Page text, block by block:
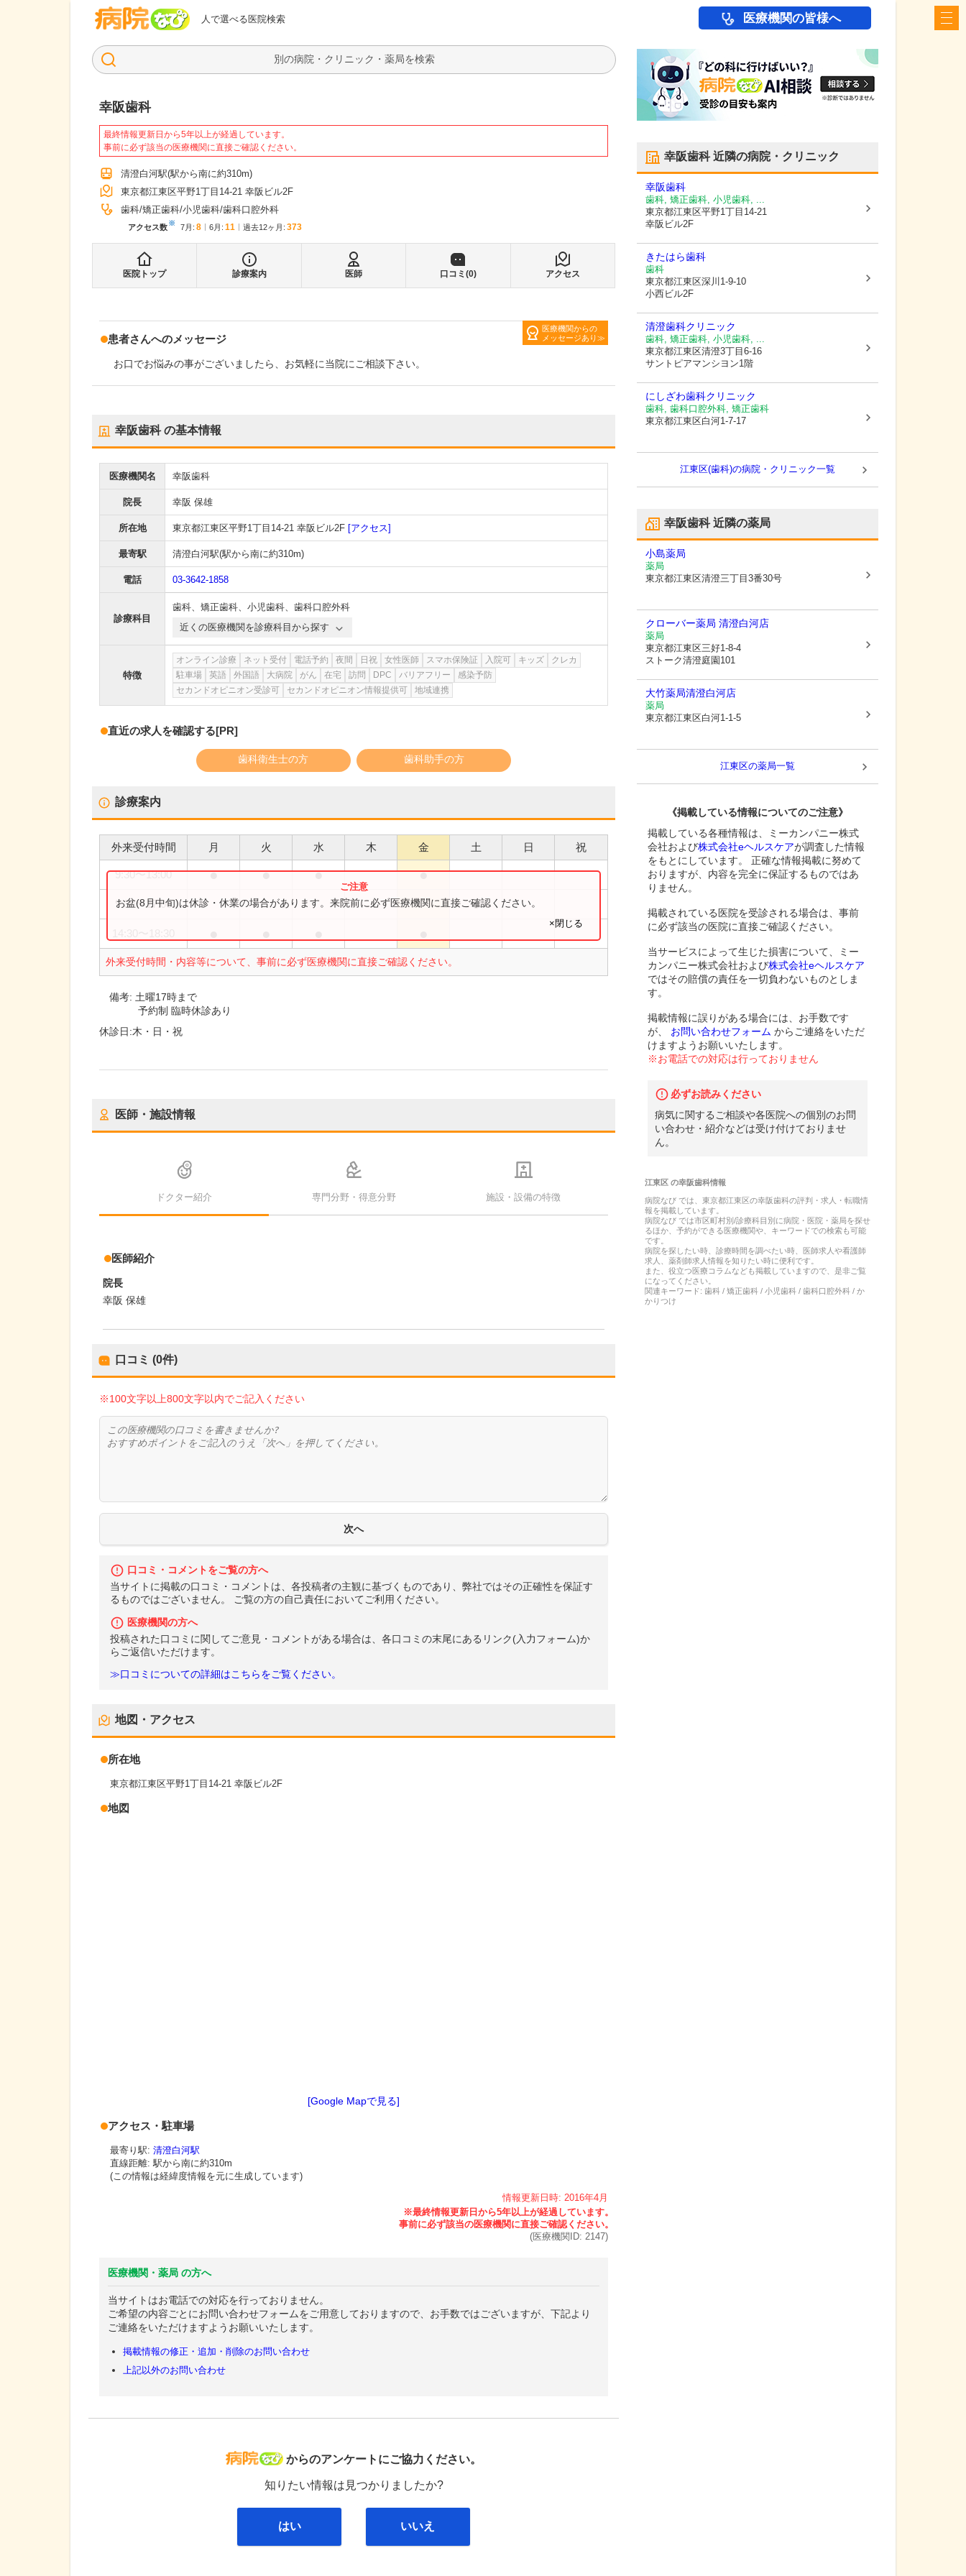
人で選べる医院検索
病院なび 医療機関の皆様へ
検索
幸阪歯科
最終情報更新日から5年以上が経過しています。
事前に必ず該当の医療機関に直接ご確認ください。
清澄白河駅(駅から南に約310m)
東京都江東区平野1丁目14-21 幸阪ビル2F
歯科 矯正歯科 小児歯科 歯科口腔外科
アクセス数※ 7月 : 8 6月 : 11 過去12ヶ月: 373
医院トップ 診療案内 医師 口コミ(0) アクセス
医療機関からの
メッセージあり
患者さんへのメッセージ
お口でお悩みの事がございましたら、お気軽に当院にご相談下さい。
幸阪歯科の基本情報
医療機関名 幸阪歯科
院長 幸阪 保雄
所在地 東京都江東区平野1丁目14-21 幸阪ビル2F [アクセス]
最寄駅 清澄白河駅(駅から南に約310m)
電話 03-3642-1858
診療科目
歯科、 矯正歯科、 小児歯科、 歯科口腔外科
近くの医療機関を診療科目から探す
特徴
オンライン診療 ネット受付 電話予約 夜間 日祝 女性医師 スマホ保険証 入院可 キッズ
クレカ
駐車場
英語 外国語 大病院 がん 在宅 訪問 DPC バリアフリー
感染予防
セカンドオピニオン受診可
セカンドオピニオン情報提供可 地域連携
直近の求人を確認する[PR]
歯科衛生士の方 歯科助手の方
診療案内
外来受付時間 月 火 水 木 金 土 日 祝
9:30〜13:00 ● ● ● ●
9:30〜17:00 ●
外来受付時間・内容等について、事前に必ず医療機関に直接ご確認ください。
お盆(8月中旬)は休診・休業の場合があります。来院前に必ず医療機関に直接ご確認ください。
×閉じる
備考: 土曜17時まで
予約制 臨時休診あり
休診日:木・日・祝
医師・施設情報
ドクター紹介 専門分野・得意分野 施設・設備の特徴
医師紹介
院長
幸阪 保雄
口コミ (0件)
※100文字以上800文字以内でご記入ください
口コミ・コメントをご覧の方へ
当サイトに掲載の口コミ・コメントは、各投稿者の主観に基づくものであり、弊社ではその正確性を保証す
るものではございません。 ご覧の方の自己責任においてご利用ください。
医療機関の方へ
投稿された口コミに関してご意見・コメントがある場合は、各口コミの末尾にあるリンク(入力フォーム)か
らご返信いただけます。
≫口コミについての詳細はこちらをご覧ください。
地図・アクセス
所在地
東京都江東区平野1丁目14-21 幸阪ビル2F
地図
[Google Mapで見る]
アクセス・駐車場
最寄り駅: 清澄白河駅
直線距離: 駅から南に約310m
(この情報は経緯度情報を元に生成しています)
情報更新日時: 2016年4月
(医療機関ID: 2147)
医療機関・薬局 の方へ
当サイトはお電話での対応を行っておりません。
ご希望の内容ごとにお問い合わせフォームをご用意しておりますので、お手数ではございますが、下記より
ご連絡をいただけますようお願いいたします。
掲載情報の修正・追加・削除のお問い合わせ
上記以外のお問い合わせ
病院なび
からのアンケートにご協力ください。
知りたい情報は見つかりましたか?
はい いいえ
幸阪歯科近隣の病院・クリニック
幸阪歯科
歯科, 矯正歯科, 小児歯科, ...
東京都江東区平野1丁目14-21
幸阪ビル2F
きたはら歯科
歯科
東京都江東区深川1-9-10
小西ビル2F
清澄歯科クリニック
歯科, 矯正歯科, 小児歯科, ...
東京都江東区清澄3丁目6-16
サントピアマンシヨン1階
にしざわ歯科クリニック
歯科, 歯科口腔外科, 矯正歯科
東京都江東区白河1-7-17
江東区(歯科)の病院・クリニック一覧
幸阪歯科近隣の薬局
小島薬局
薬局
東京都江東区清澄三丁目3番30号
クローバー薬局 清澄白河店
薬局
東京都江東区三好1-8-4
ストーク清澄庭園101
大竹薬局清澄白河店
薬局
東京都江東区白河1-1-5
江東区の薬局一覧
《掲載している情報についてのご注意》
掲載している各種情報は、ミーカンパニー株式
会社および株式会社eヘルスケアが調査した情報
をもとにしています。 正確な情報掲載に努めて
おりますが、内容を完全に保証するものではあ
りません。
掲載されている医院を受診される場合は、事前
に必ず該当の医院に直接ご確認ください。
当サービスによって生じた損害について、ミー
カンパニー株式会社および株式会社eヘルスケア
ではその賠償の責任を一切負わないものとしま
す。
掲載情報に誤りがある場合には、お手数です
が、
お問い合わせフォーム からご連絡をいただ
けますようお願いいたします。
※お電話での対応は行っておりません
必ずお読みください
病気に関するご相談や各医院への個別のお問
い合わせ・紹介などは受け付けておりませ
ん。
江東区の幸阪歯科情報
病院なび では、 東京都江東区の幸阪歯科の評判・求人・転職情
報を掲載しています。
病院なび では市区町村別/診療科目別に病院・医院・薬局を探せ
るほか、予約ができる医療機関や、キーワードでの検索も可能
です。
病院を探したい時、診療時間を調べたい時、医師求人や看護師
求人、薬剤師求人情報を知りたい時に便利です。
また、役立つ医療コラムなども掲載していますので、是非ご覧
になってください。
関連キーワード: 歯科 / 矯正歯科 / 小児歯科 / 歯科口腔外科 / か
かりつけ